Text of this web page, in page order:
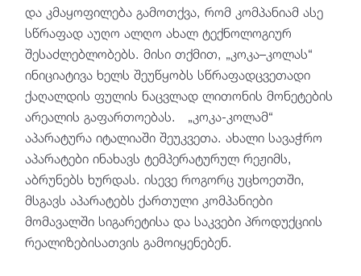
და კმაყოფილება გამოთქვა, რომ კომპანიამ ასე
სწრაფად აუღო ალღო ახალ ტექნოლოგიურ
შესაძლებლობებს. მისი თქმით, „კოკა–კოლას“
ინიციატივა ხელს შეუწყობს სწრაფადცვეთადი
ქაღალდის ფულის ნაცვლად ლითონის მონეტების
არეალის გაფართოებას. „კოკა-კოლამ“
აპარატურა იტალიაში შეუკვეთა. ახალი სავაჭრო
აპარატები ინახავს ტემპერატურულ რეჟიმს,
აბრუნებს ხურდას. ისევე როგორც უცხოეთში,
მსგავს აპარატებს ქართული კომპანიები
მომავალში სიგარეტისა და საკვები პროდუქციის
რეალიზებისათვის გამოიყენებენ.